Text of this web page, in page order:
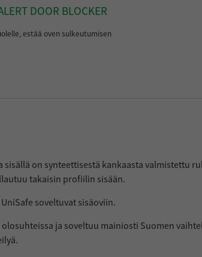
DOOR BLOCKER
estää oven sulkeutumisen
on synteettisestä kankaasta valmistettu
takaisin profiilin sisään.
soveltuvat sisäoviin.
ja soveltuu mainiosti Suomen